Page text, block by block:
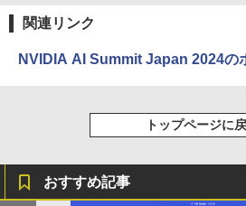
￥2,200
レスイヤホン
軽量 ブルートゥ
セリング 自動ペア
￥250
by Amazon 炭酸水
強炭酸水 ペットボ
コミックス
関連リンク
NVIDIA AI Summit Japan 2024の
トップページに
おすすめ記事